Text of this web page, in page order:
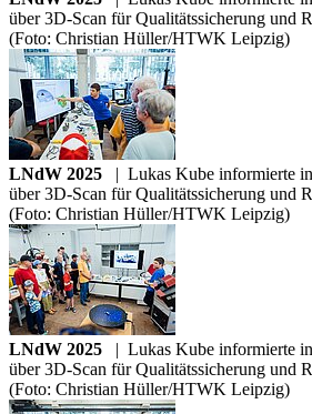
über 3D-Scan für Qualitätssicherung und
(Foto: Christian Hüller/HTWK Leipzig)
LNdW 2025 | Lukas Kube informierte
über 3D-Scan für Qualitätssicherung und
(Foto: Christian Hüller/HTWK Leipzig)
LNdW 2025 | Lukas Kube informierte
über 3D-Scan für Qualitätssicherung und
(Foto: Christian Hüller/HTWK Leipzig)